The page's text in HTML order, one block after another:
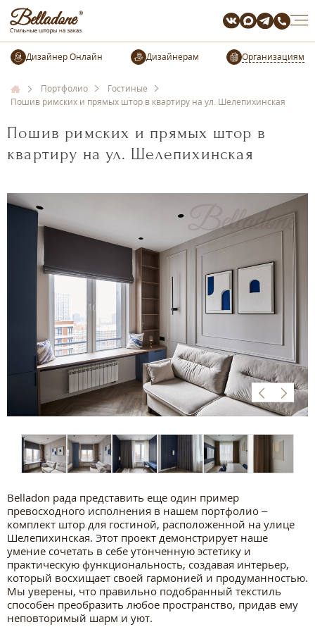
Организациям
Портфолио
Гостиные
Пошив римских и прямых штор в квартиру на ул. Шелепихинская
Пошив римских и прямых штор в
квартиру на ул. Шелепихинская
Belladon рада представить еще один пример
превосходного исполнения в нашем портфолио –
комплект штор для гостиной, расположенной на улице
Шелепихинская. Этот проект демонстрирует наше
умение сочетать в себе утонченную эстетику и
практическую функциональность, создавая интерьер,
который восхищает своей гармонией и продуманностью.
Мы уверены, что правильно подобранный текстиль
способен преобразить любое пространство, придав ему
неповторимый шарм и уют.